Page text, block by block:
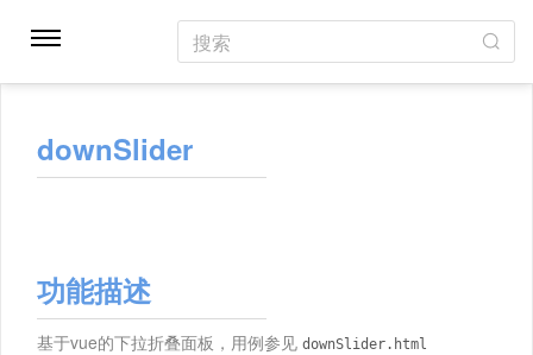
搜索
downSlider
功能描述
基于vue的下拉折叠面板，用例参见 downSlider.html